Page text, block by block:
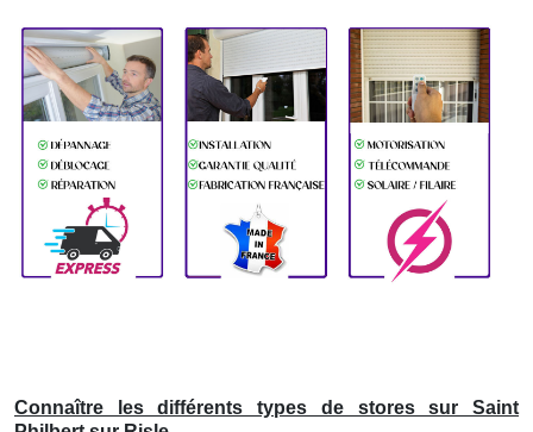
Connaître les différents types de stores sur Saint